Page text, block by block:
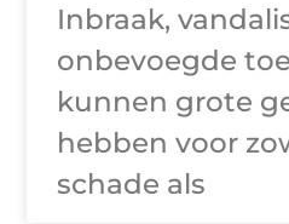
Inbraak,
onbevoegde
kunnen grote
hebben voor
schade als